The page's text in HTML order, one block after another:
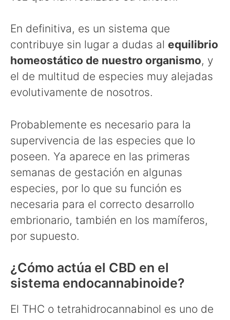
En definitiva, es un sistema que
contribuye sin lugar a dudas al equilibrio
homeostático de nuestro organismo, y
el de multitud de especies muy alejadas
evolutivamente de nosotros.
Probablemente es necesario para la
supervivencia de las especies que lo
poseen. Ya aparece en las primeras
semanas de gestación en algunas
especies, por lo que su función es
necesaria para el correcto desarrollo
embrionario, también en los mamíferos,
por supuesto.
¿Cómo actúa el CBD en el
sistema endocannabinoide?
El THC o tetrahidrocannabinol es uno de